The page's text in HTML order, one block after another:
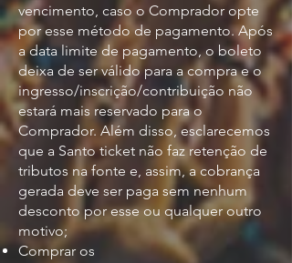
vencimento, caso o Comprador opte
por esse método de pagamento. Após
a data limite de pagamento, o boleto
deixa de ser válido para a compra e o
ingresso/inscrição/contribuição não
estará mais reservado para o
Comprador. Além disso, esclarecemos
que a Santo ticket não faz retenção de
tributos na fonte e, assim, a cobrança
gerada deve ser paga sem nenhum
desconto por esse ou qualquer outro
motivo;
Comprar os